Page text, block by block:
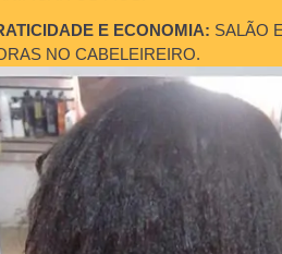
PROTEÇÃO TÉRMICA:IDEAL
DANIFICAR OS FIOS.
PRATICIDADE E ECONOMIA:
HORAS NO CABELEIREIRO.